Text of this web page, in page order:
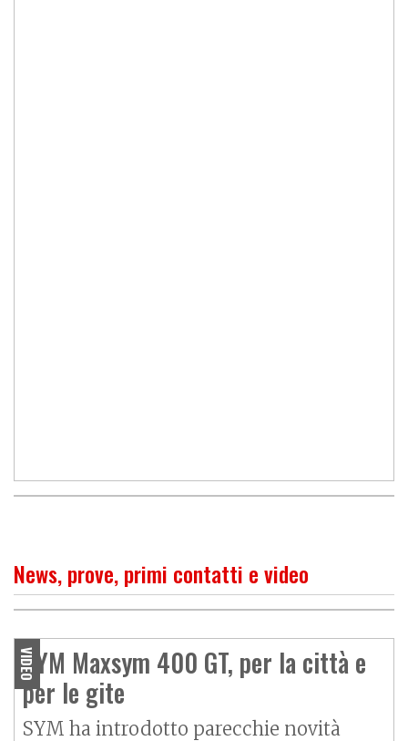
News, prove, primi contatti e video
P
R
I
M
O
C
O
N
T
A
T
T
OSYM Maxsym 400 GT 2024,
rapporto qualità/prezzo al
top
VIDEO
SYM Maxsym 400 GT, per la città e
per le gite
SYM ha introdotto parecchie novità